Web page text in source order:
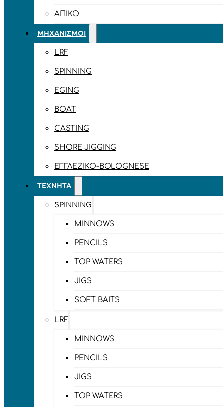
ΑΠΊΚΟ
ΜΗΧΑΝΙΣΜΟΊ
LRF
SPINNING
EGING
BOAT
CASTING
SHORE JIGGING
ΕΓΓΛΈΖΙΚΟ-BOLOGNESE
ΤΕΧΝΗΤΆ
SPINNING
MINNOWS
PENCILS
TOP WATERS
JIGS
SOFT BAITS
LRF
MINNOWS
PENCILS
JIGS
TOP WATERS